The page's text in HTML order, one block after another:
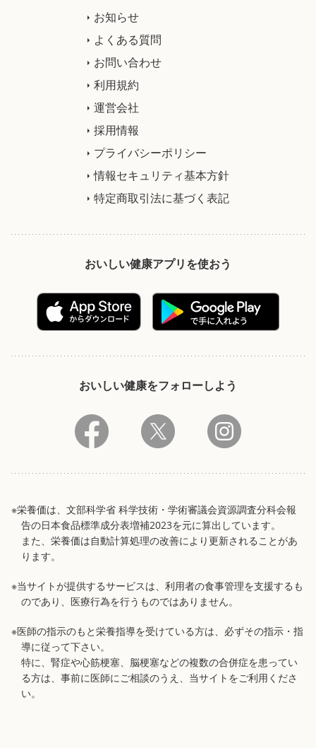
お知らせ
よくある質問
お問い合わせ
利用規約
運営会社
採用情報
プライバシーポリシー
情報セキュリティ基本方針
特定商取引法に基づく表記
おいしい健康アプリを使おう
おいしい健康をフォローしよう
※栄養価は、文部科学省 科学技術・学術審議会資源調査分科会報
告の日本食品標準成分表増補2023を元に算出しています。
また、栄養価は自動計算処理の改善により更新されることがあ
ります。
※当サイトが提供するサービスは、利用者の食事管理を支援するも
のであり、医療行為を行うものではありません。
※医師の指示のもと栄養指導を受けている方は、必ずその指示・指
導に従って下さい。
特に、腎症や心筋梗塞、脳梗塞などの複数の合併症を患ってい
る方は、事前に医師にご相談のうえ、当サイトをご利用くださ
い。